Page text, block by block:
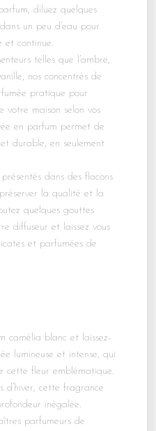
diluez quelques
un peu d’eau pour
et continue.
telles que l’ambre,
nos concentrés de
pratique pour
votre maison selon vos
en parfum permet de
durable, en seulement
dans des flacons
la qualité et la
quelques gouttes
diffuseur et laissez vous
et parfumées de
camélia blanc et laissez-
lumineuse et intense, qui
cette fleur emblématique.
d’hiver, cette fragrance
inégalée.
parfumeurs de